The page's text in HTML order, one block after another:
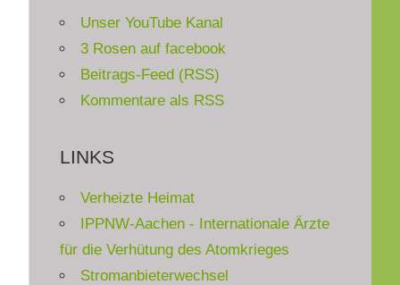
Unser YouTube Kanal
3 Rosen auf facebook
Beitrags-Feed (RSS)
Kommentare als RSS
LINKS
Verheizte Heimat
IPPNW-Aachen - Internationale Ärzte
für die Verhütung des Atomkrieges
Stromanbieterwechsel